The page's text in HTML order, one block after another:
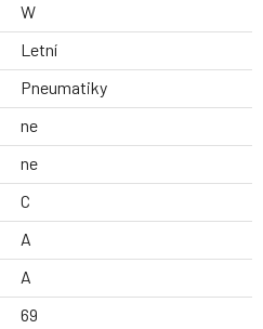
W
Letní
Pneumatiky
ne
ne
C
A
A
69